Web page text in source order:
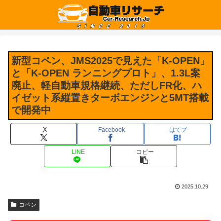
新型コペン、JMS2025で見えた「K-OPEN」
と「K-OPEN ランニングプロト」、1.3L案
廃止、軽自動車規格継続、ただしFR化、ハ
イゼット系縦置きターボエンジンと5MT搭載
で開発中
X Facebook はてブ
LINE コピー
2025.10.29
コペン